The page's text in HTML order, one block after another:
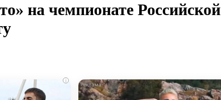
на чемпионате Российской
i